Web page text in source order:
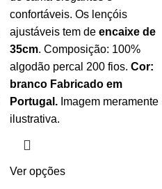
confortáveis. Os lençóis
ajustáveis tem de encaixe de
35cm. Composição: 100%
algodão percal 200 fios. Cor:
branco Fabricado em
Portugal. Imagem meramente
ilustrativa.
Ver opções